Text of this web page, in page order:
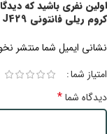
اولین نفری باشید که
کروم ریلی فانتونی J429 و J439”
نشانی ایمیل شما منتشر
امتیاز شما
دیدگاه شما*